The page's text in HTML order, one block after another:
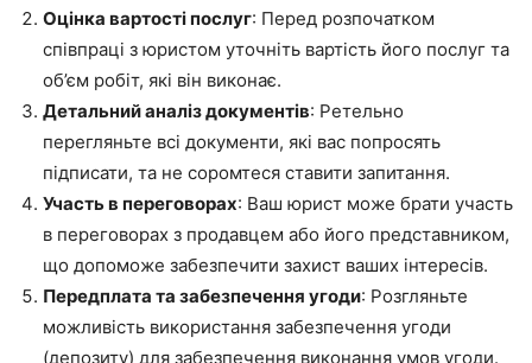
Оцінка вартості послуг: Перед розпочатком
співпраці з юристом уточніть вартість його послуг та
об’єм робіт, які він виконає.
Детальний аналіз документів: Ретельно
перегляньте всі документи, які вас попросять
підписати, та не соромтеся ставити запитання.
Участь в переговорах: Ваш юрист може брати участь
в переговорах з продавцем або його представником,
що допоможе забезпечити захист ваших інтересів.
Передплата та забезпечення угоди: Розгляньте
можливість використання забезпечення угоди
(депозиту) для забезпечення виконання умов угоди.